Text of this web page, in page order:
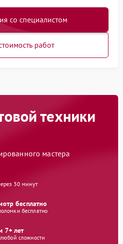
со специалистом
работ
техники
мастера
30 минут
бесплатно
бесплатно
7+ лет
сложности